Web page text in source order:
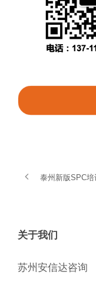
泰州新版SPC
关于我们
苏州安信达咨询